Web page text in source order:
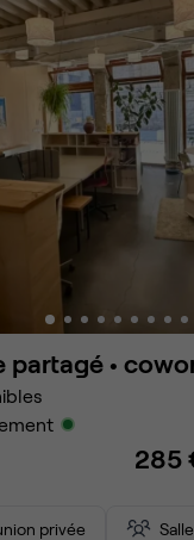
partagé •
285
privée